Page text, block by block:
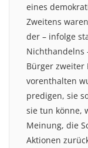
eines
Zweitens
der – infolge
Nichthandelns
Bürger zweiter
vorenthalten
predigen, sie
sie tun könne,
Meinung, die
Aktionen